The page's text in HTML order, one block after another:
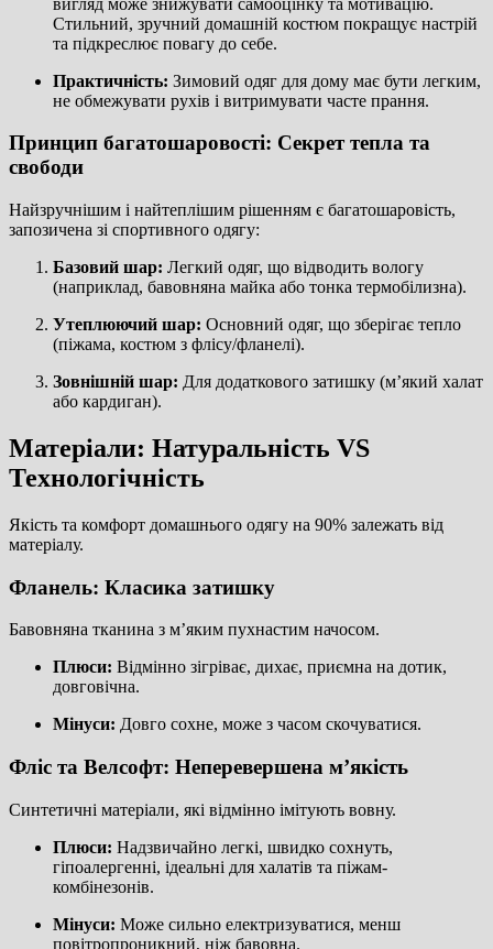
Стильний, зручний домашній костюм покращує настрій
та підкреслює повагу до себе.
Практичність: Зимовий одяг для дому має бути легким,
не обмежувати рухів і витримувати часте прання.
Принцип багатошаровості: Секрет тепла та
свободи
Найзручнішим і найтеплішим рішенням є багатошаровість,
запозичена зі спортивного одягу:
Базовий шар: Легкий одяг, що відводить вологу
(наприклад, бавовняна майка або тонка термобілизна).
Утеплюючий шар: Основний одяг, що зберігає тепло
(піжама, костюм з флісу/фланелі).
Зовнішній шар: Для додаткового затишку (м’який халат
або кардиган).
Матеріали: Натуральність VS
Технологічність
Якість та комфорт домашнього одягу на 90% залежать від
матеріалу.
Фланель: Класика затишку
Бавовняна тканина з м’яким пухнастим начосом.
Плюси: Відмінно зігріває, дихає, приємна на дотик,
довговічна.
Мінуси: Довго сохне, може з часом скочуватися.
Фліс та Велсофт: Неперевершена м’якість
Синтетичні матеріали, які відмінно імітують вовну.
Плюси: Надзвичайно легкі, швидко сохнуть,
гіпоалергенні, ідеальні для халатів та піжам-
комбінезонів.
Мінуси: Може сильно електризуватися, менш
повітропроникний, ніж бавовна.